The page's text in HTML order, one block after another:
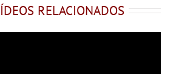
RELACIONADOS